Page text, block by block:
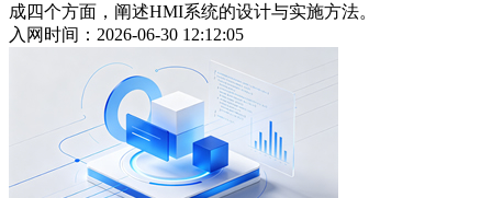
成四个方面，阐述HMI系统的设计与实施方法。
入网时间：2026-06-30 12:12:05